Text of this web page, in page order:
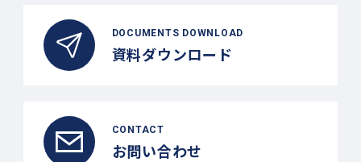
DOCUMENTS DOWNLOAD
資料ダウンロード
CONTACT
お問い合わせ